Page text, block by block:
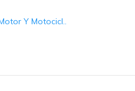
Y Motocicl..